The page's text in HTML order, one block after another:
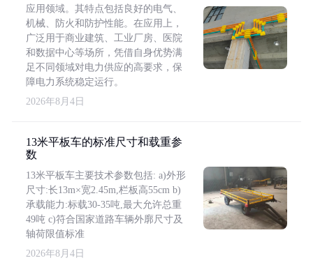
应用领域。其特点包括良好的电气、
机械、防火和防护性能。在应用上，
广泛用于商业建筑、工业厂房、医院
和数据中心等场所，凭借自身优势满
足不同领域对电力供应的高要求，保
障电力系统稳定运行。
2026年8月4日
13米平板车的标准尺寸和载重参
数
13米平板车主要技术参数包括: a)外形
尺寸:长13m×宽2.45m,栏板高55cm b)
承载能力:标载30-35吨,最大允许总重
49吨 c)符合国家道路车辆外廓尺寸及
轴荷限值标准
2026年8月4日